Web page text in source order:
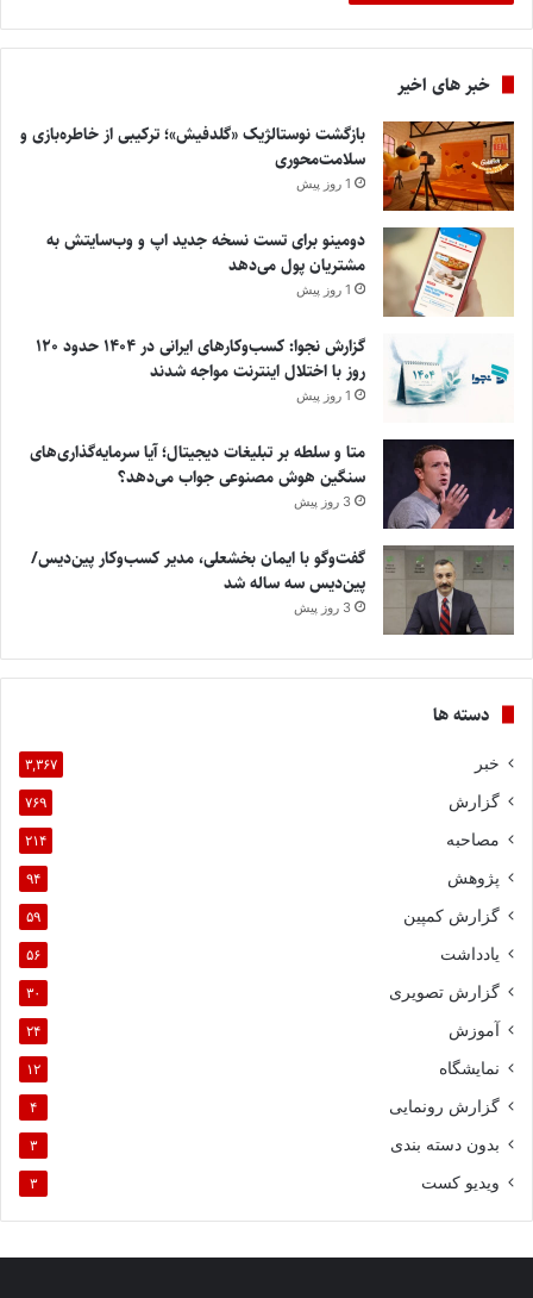
خبر های اخیر
بازگشت نوستالژیک «گلدفیش»؛ ترکیبی از خاطره‌بازی و
سلامت‌محوری
1 روز پیش
دومینو برای تست نسخه جدید اپ و وب‌سایتش به
مشتریان پول می‌دهد
1 روز پیش
گزارش نجوا: کسب‌وکارهای ایرانی در ۱۴۰۴ حدود ۱۲۰
روز با اختلال اینترنت مواجه شدند
1 روز پیش
متا و سلطه بر تبلیغات دیجیتال؛ آیا سرمایه‌گذاری‌های
سنگین هوش مصنوعی جواب می‌دهد؟
3 روز پیش
گفت‌وگو با ایمان بخشعلی، مدیر کسب‌وکار پین‌دیس/
پین‌دیس سه ساله شد
3 روز پیش
دسته ها
خبر ۳,۳۶۷
گزارش ۷۶۹
مصاحبه ۲۱۴
پژوهش ۹۴
گزارش کمپین ۵۹
یادداشت ۵۶
گزارش تصویری ۳۰
آموزش ۲۴
نمایشگاه ۱۲
گزارش رونمایی ۴
بدون دسته بندی ۳
ویدیو کست ۳